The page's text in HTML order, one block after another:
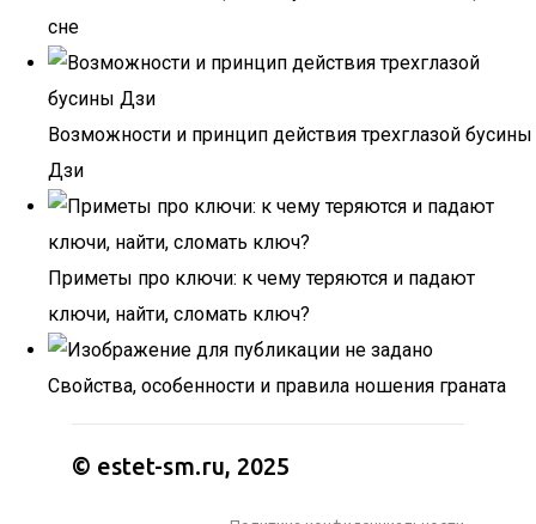
сне
Возможности и принцип действия трехглазой бусины
Дзи
Приметы про ключи: к чему теряются и падают
ключи, найти, сломать ключ?
Свойства, особенности и правила ношения граната
© estet-sm.ru, 2025